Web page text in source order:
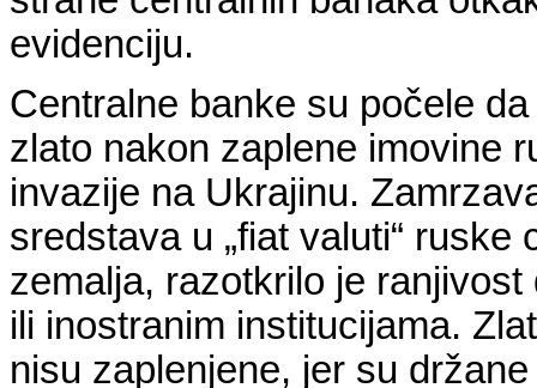
evidenciju.
Centralne banke su počele
zlato nakon zaplene imovine
invazije na Ukrajinu.
sredstava u „fiat valuti“
zemalja, razotkrilo je
ili inostranim institucijama.
nisu zaplenjene, jer su